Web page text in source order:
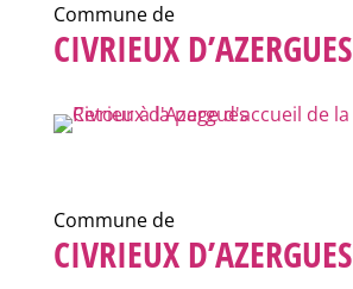
Commune de
CIVRIEUX D’AZERGUES
Commune de
CIVRIEUX D’AZERGUES